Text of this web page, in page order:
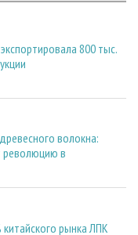
800 тыс.
волокна:
революцию в
рынка ЛПК